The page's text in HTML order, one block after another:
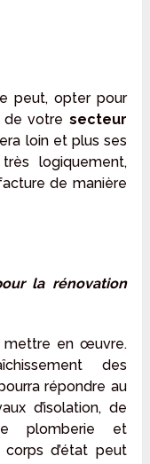
peut, opter pour
de votre secteur
loin et plus ses
logiquement,
de manière
la rénovation
mettre en œuvre.
des
répondre au
d’isolation, de
plomberie et
corps d’état peut